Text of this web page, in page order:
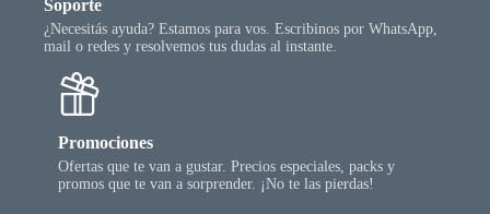
Soporte
¿Necesitás ayuda? Estamos para vos. Escribinos por WhatsApp,
mail o redes y resolvemos tus dudas al instante.
Promociones
Ofertas que te van a gustar. Precios especiales, packs y
promos que te van a sorprender. ¡No te las pierdas!